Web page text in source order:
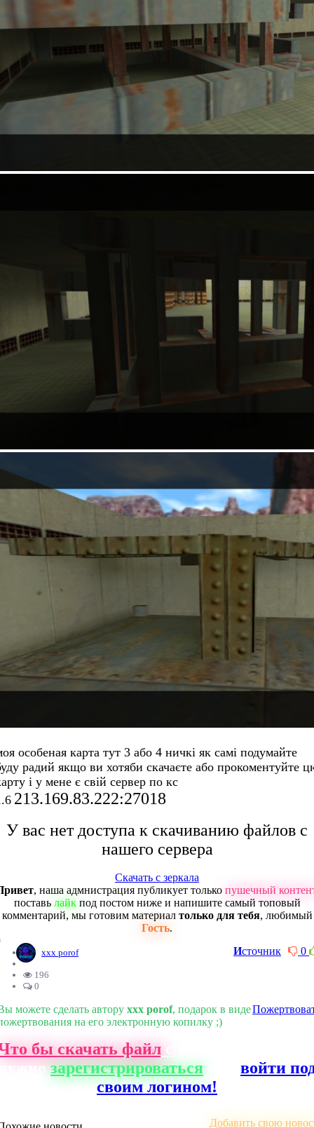
особеная карта тут 3 або 4 ничкі як самі подумайте
радий якщо ви хотяби скачаєте або прокоментуйте
і у мене є свій сервер по кс
213.169.83.222:27018
У вас нет доступа к скачиванию файлов с
нашего сервера
Скачать с зеркала
, наша адмнистрация публикует только пушечный
поставь лайкпод постом ниже и напишите самый топовый
комментарий, мы готовим материал только для тебя, любимый
Гость.
0
Источник
xxx porof
196
0
можете сделать автору xxx porof, подарок в виде
на его электронную копилку ;)
бы скачать файлс нашего сайта,
зарегистрироваться
войти
своим логином!
Добавить свою